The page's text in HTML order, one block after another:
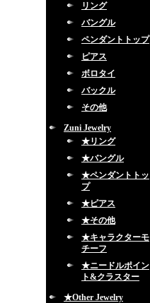
リング
バングル
ペンダントトップ
ピアス
ボロタイ
バックル
その他
Zuni Jewelry
★リング
★バングル
★ペンダントトッ
プ
★ピアス
★その他
★キャラクターモ
チーフ
★ニードルポイン
ト&クラスター
★Other Jewelry